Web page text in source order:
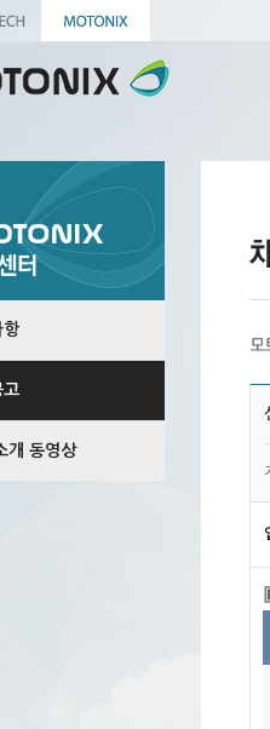
항
고
개 동영상